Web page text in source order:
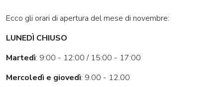
Ecco gli orari di apertura del mese di novembre:
LUNEDÌ CHIUSO
Martedì: 9:00 - 12:00 / 15:00 - 17:00
Mercoledì e giovedì: 9.00 - 12.00